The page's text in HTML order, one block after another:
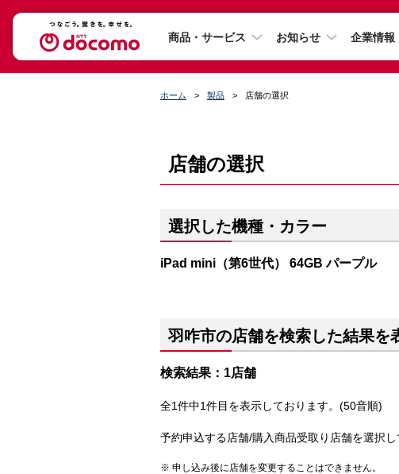
商品・サービス お知らせ 企業情報
ホーム 製品 店舗の選択
店舗の選択
選択した機種・カラー
iPad mini（第6世代） 64GB パープル
羽咋市の店舗を検索した結果を
検索結果：1店舗
全1件中1件目を表示しております。(50音順)
予約申込する店舗/購入商品受取り店舗を選択し
申し込み後に店舗を変更することはできません。